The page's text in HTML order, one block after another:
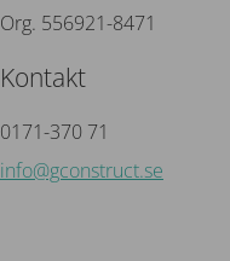
Org. 556921-8471
Kontakt
0171-370 71
info@gconstruct.se